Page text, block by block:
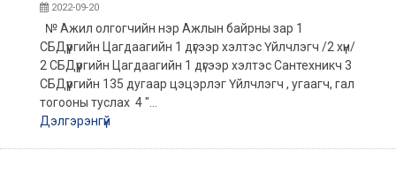
2022-09-20
№ Ажил олгогчийн нэр Ажлын байрны зар 1
СБДүүргийн Цагдаагийн 1 дүгээр хэлтэс Үйлчлэгч /2 хүн/
2 СБДүүргийн Цагдаагийн 1 дүгээр хэлтэс Сантехникч 3
СБДүүргийн 135 дугаар цэцэрлэг Үйлчлэгч , угаагч, гал
тогооны туслах 4 "...
Дэлгэрэнгүй